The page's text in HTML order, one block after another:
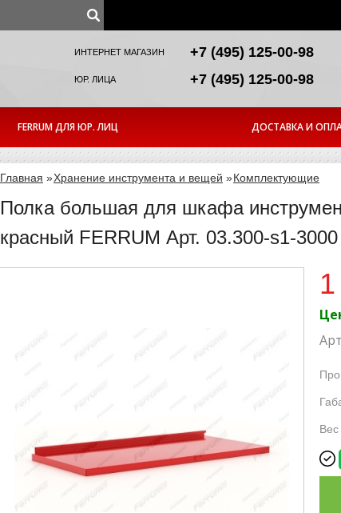
ИНТЕРНЕТ МАГАЗИН +7 (495) 125-00-98
ЮР. ЛИЦА +7 (495) 125-00-98
FERRUM ДЛЯ ЮР. ЛИЦ ДОСТАВКА И
Главная »Хранение инструмента и вещей »Комплектующие
Полка большая для шкафа
красный FERRUM Арт. 03.300-s1-3000
Вес